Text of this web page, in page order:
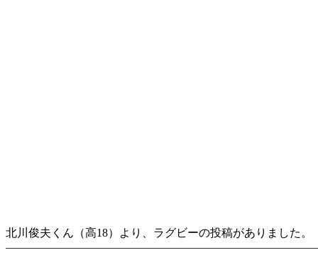
北川俊夫くん（高18）より、ラグビーの投稿がありました。